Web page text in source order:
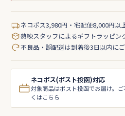
ネコポス3,980円・宅配便8,000円以
熟練スタッフによるギフトラッピン
不良品・誤配送は到着後3日以内に
ネコポス(ポスト投函)対応
対象商品はポスト投函でお届け。
くはこちら